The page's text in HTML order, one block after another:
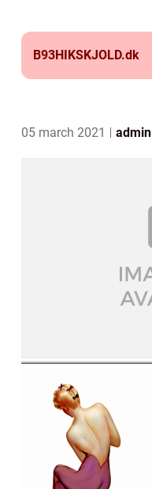
B93HIKSKJOLD.dk
05 march 2021 admin